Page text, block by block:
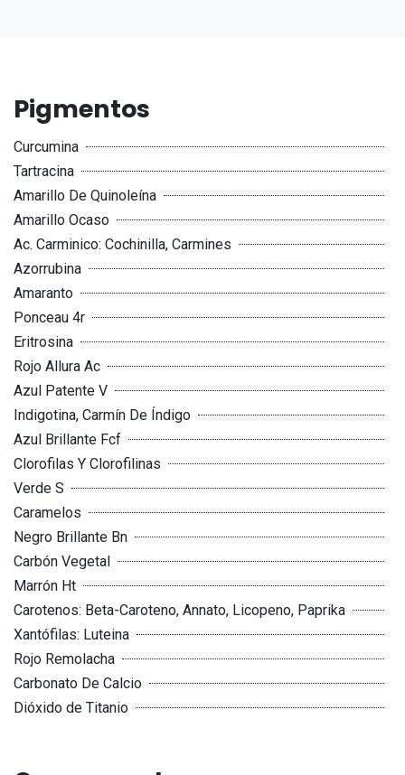
Pigmentos
Curcumina
Tartracina
Amarillo De Quinoleína
Amarillo Ocaso
Ac. Carminico: Cochinilla, Carmines
Azorrubina
Amaranto
Ponceau 4r
Eritrosina
Rojo Allura Ac
Azul Patente V
Indigotina, Carmín De Índigo
Azul Brillante Fcf
Clorofilas Y Clorofilinas
Verde S
Caramelos
Negro Brillante Bn
Carbón Vegetal
Marrón Ht
Carotenos: Beta-Caroteno, Annato, Licopeno, Paprika
Xantófilas: Luteina
Rojo Remolacha
Carbonato De Calcio
Dióxido de Titanio